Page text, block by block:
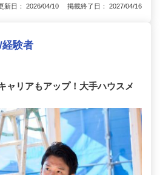
新日： 2026/04/10 掲載終了日： 2027/04/16
験者
ャリアもアップ！大手ハウスメ